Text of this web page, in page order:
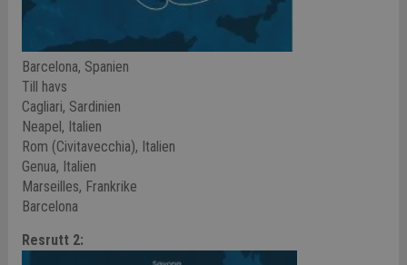
Barcelona, Spanien
Till havs
Cagliari, Sardinien
Neapel, Italien
Rom (Civitavecchia), Italien
Genua, Italien
Marseilles, Frankrike
Barcelona
Resrutt 2: